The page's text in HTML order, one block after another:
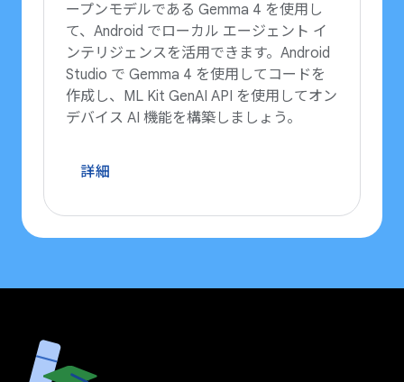
ープンモデルである Gemma 4 を使用し
て、Android でローカル エージェント イ
ンテリジェンスを活用できます。Android
Studio で Gemma 4 を使用してコードを
作成し、ML Kit GenAI API を使用してオン
デバイス AI 機能を構築しましょう。
詳細